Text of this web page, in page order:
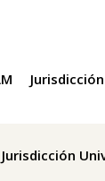
Jurisdicción